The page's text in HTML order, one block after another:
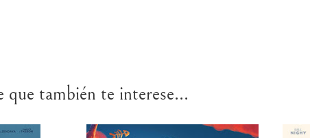
que también te interese...